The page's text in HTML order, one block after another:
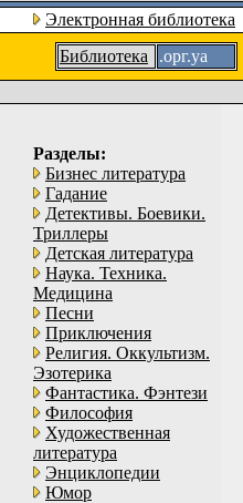
Электронная библиотека
Библиотека
.орг.уа
Разделы:
Бизнес литература
Гадание
Детективы. Боевики.
Триллеры
Детская литература
Наука. Техника.
Медицина
Песни
Приключения
Религия. Оккультизм.
Эзотерика
Фантастика. Фэнтези
Философия
Художественная
литература
Энциклопедии
Юмор